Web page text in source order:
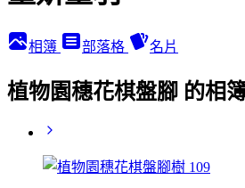
相簿 部落格 名片
植物園穗花棋盤腳 的相